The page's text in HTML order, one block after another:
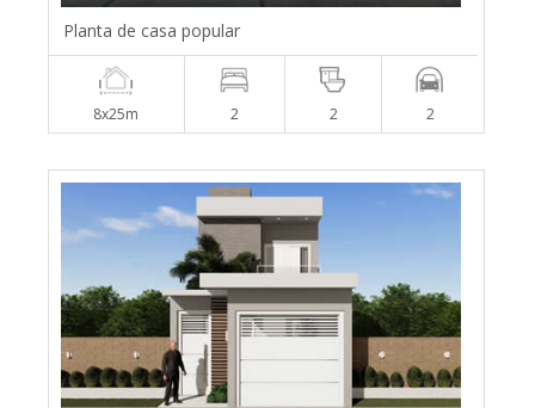
Planta de casa popular
8x25m 2 2 2